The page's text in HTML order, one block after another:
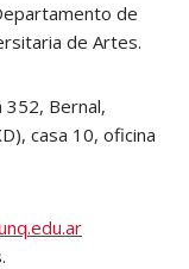
de
de Artes.
352, Bernal,
casa 10, oficina